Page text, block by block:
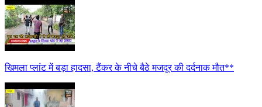
खिमला प्लांट में बड़ा हादसा, टैंकर के नीचे बैठे मजदूर की दर्दनाक मौत**